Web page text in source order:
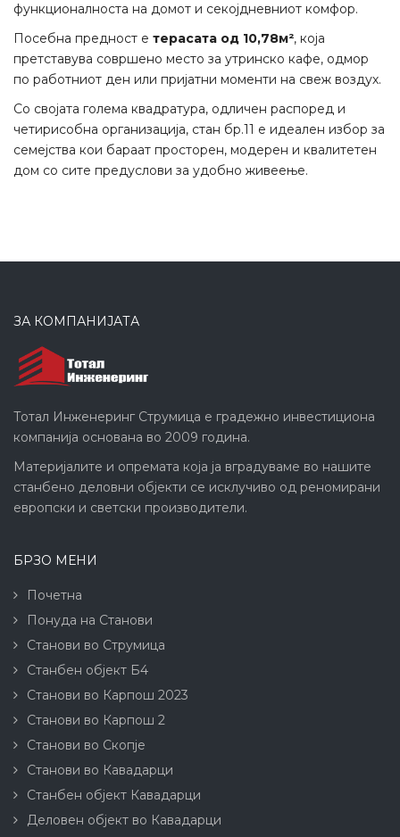
функционалноста на домот и секојдневниот комфор.
Посебна предност е терасата од 10,78м², која
претставува совршено место за утринско кафе, одмор
по работниот ден или пријатни моменти на свеж воздух.
Со својата голема квадратура, одличен распоред и
четирисобна организација, стан бр.11 е идеален избор за
семејства кои бараат просторен, модерен и квалитетен
дом со сите предуслови за удобно живеење.
ЗА КОМПАНИЈАТА
Тотал Инженеринг Струмица е градежно инвестициона
компанија основана во 2009 година.
Материјалите и опремата која ја вградуваме во нашите
станбено деловни објекти се исклучиво од реномирани
европски и светски производители.
БРЗО МЕНИ
Почетна
Понуда на Станови
Станови во Струмица
Станбен објект Б4
Станови во Карпош 2023
Станови во Карпош 2
Станови во Скопје
Станови во Кавадарци
Станбен објект Кавадарци
Деловен објект во Кавадарци